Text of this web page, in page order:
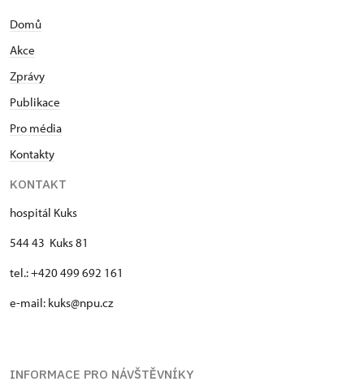
Domů
Akce
Zprávy
Publikace
Pro média
Kontakty
KONTAKT
hospitál Kuks
544 43 Kuks 81
tel.: +420 499 692 161
e-mail: kuks@npu.cz
INFORMACE PRO NÁVŠTĚVNÍKY